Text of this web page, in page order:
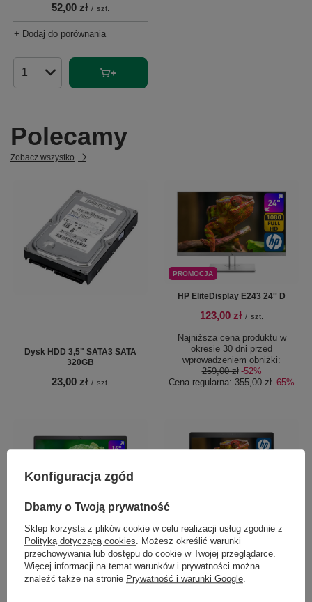
52,00 zł / szt.
+ Dodaj do porównania
Ilość produktów
Polecamy
Zobacz wszystko
Dysk HDD 3,5" SATA3 SATA
320GB
23,00 zł / szt.
PROMOCJA
HP EliteDisplay E243 24'' D
123,00 zł / szt.
Najniższa cena produktu w
okresie 30 dni przed
wprowadzeniem obniżki:
259,00 zł -52%
Cena regularna: 355,00 zł -65%
Dell Latitude 7430 i5-1245U 16GB
RAM 512GB M.2 T14'' W11P
1 441,00 zł / szt.
HP EliteBook 840 G5 i5-
8250U/8/256M.2/-/14"/W11P
1 057,00 zł / szt.
Konfiguracja zgód
Dbamy o Twoją prywatność
Sklep korzysta z plików cookie w celu realizacji usług zgodnie z
Polityką dotyczącą cookies. Możesz określić warunki
przechowywania lub dostępu do cookie w Twojej przeglądarce.
Więcej informacji na temat warunków i prywatności można
znaleźć także na stronie Prywatność i warunki Google.